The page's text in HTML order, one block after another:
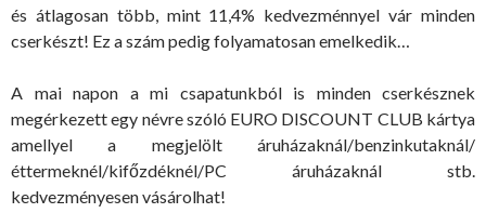
és átlagosan több, mint 11,4% kedvezménnyel vár minden
cserkészt! Ez a szám pedig folyamatosan emelkedik…
A mai napon a mi csapatunkból is minden cserkésznek
megérkezett egy névre szóló EURO DISCOUNT CLUB kártya
amellyel a megjelöltáruházaknál/benzinkutaknál/
éttermeknél/kifőzdéknél/PC áruházaknál stb.
kedvezményesen vásárolhat!